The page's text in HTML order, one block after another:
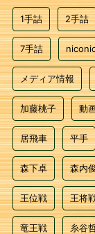
1手詰 2手詰
7手詰
メディア情報
加藤桃子 動
居飛車 平手
森下卓 森内
王位戦 王将
竜王戦 糸谷